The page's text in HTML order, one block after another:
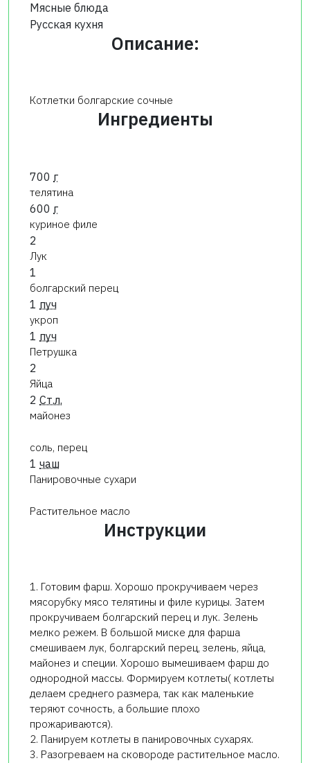
Мясные блюда
Русская кухня
Описание:
Котлетки болгарские сочные
Ингредиенты
700 г
телятина
600 г
куриное филе
2
Лук
1
болгарский перец
1 пуч
укроп
1 пуч
Петрушка
2
Яйца
2 Ст.л.
майонез
соль, перец
1 чаш
Панировочные сухари
Растительное масло
Инструкции
1. Готовим фарш. Хорошо прокручиваем через
мясорубку мясо телятины и филе курицы. Затем
прокручиваем болгарский перец и лук. Зелень
мелко режем. В большой миске для фарша
смешиваем лук, болгарский перец, зелень, яйца,
майонез и специи. Хорошо вымешиваем фарш до
однородной массы. Формируем котлеты( котлеты
делаем среднего размера, так как маленькие
теряют сочность, а большие плохо
прожариваются).
2. Панируем котлеты в панировочных сухарях.
3. Разогреваем на сковороде растительное масло.